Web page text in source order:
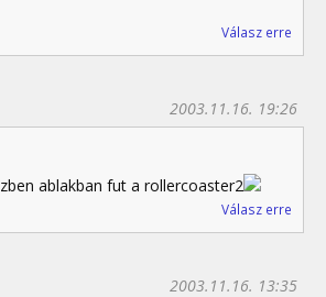
Válasz erre
2003.11.16. 19:26
ablakban fut a rollercoaster2
Válasz erre
2003.11.16. 13:35